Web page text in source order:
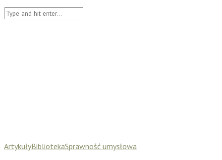
ArtykułyBibliotekaSprawność umysłowa